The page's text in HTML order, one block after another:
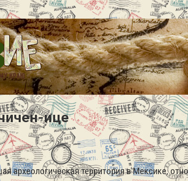
ице
археологическая территория в Мексике,